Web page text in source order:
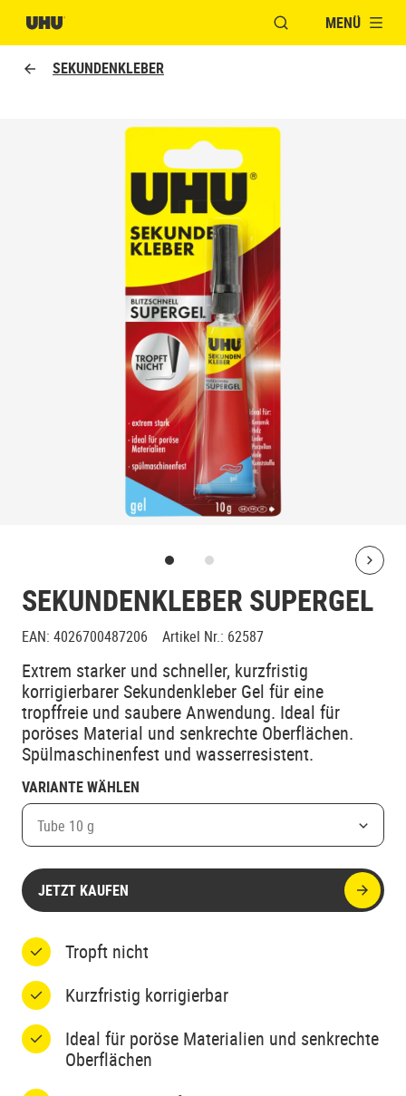
FENSTER FÜR DIE
MENÜ
SEKUNDENKLEBER
SEKUNDENKLEBER SUPERGEL
EAN: 4026700487206 Artikel Nr.: 62587
Extrem starker und schneller, kurzfristig
korrigierbarer Sekundenkleber Gel für eine
tropffreie und saubere Anwendung. Ideal für
poröses Material und senkrechte Oberflächen.
Spülmaschinenfest und wasserresistent.
VARIANTE WÄHLEN
Tube 10 g
JETZT KAUFEN
Tropft nicht
Kurzfristig korrigierbar
Ideal für poröse Materialien und senkrechte
Oberflächen